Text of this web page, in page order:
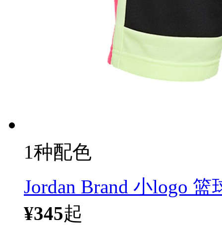
1种配色
Jordan Brand 小logo
¥345起